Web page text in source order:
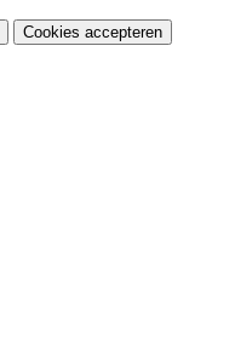
Cookies accepteren